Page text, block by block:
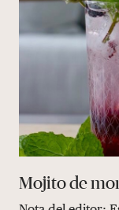
Mojito de